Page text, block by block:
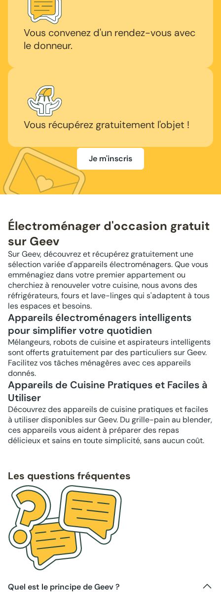
Vous convenez d'un rendez-vous avec
le donneur.
Vous récupérez gratuitement l'objet !
Je m'inscris
Électroménager d'occasion gratuit
sur Geev
Sur Geev, découvrez et récupérez gratuitement une
sélection variée d'appareils électroménagers. Que vous
emménagiez dans votre premier appartement ou
cherchiez à renouveler votre cuisine, nous avons des
réfrigérateurs, fours et lave-linges qui s'adaptent à tous
les espaces et besoins.
Appareils électroménagers intelligents
pour simplifier votre quotidien
Mélangeurs, robots de cuisine et aspirateurs intelligents
sont offerts gratuitement par des particuliers sur Geev.
Facilitez vos tâches ménagères avec ces appareils
donnés.
Appareils de Cuisine Pratiques et Faciles à
Utiliser
Découvrez des appareils de cuisine pratiques et faciles
à utiliser disponibles sur Geev. Du grille-pain au blender,
ces appareils vous aident à préparer des repas
délicieux et sains en toute simplicité, sans aucun coût.
Les questions fréquentes
Quel est le principe de Geev ?